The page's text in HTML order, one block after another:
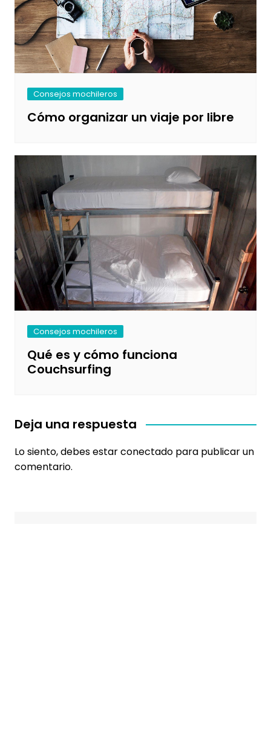
Consejos mochileros
Cómo organizar un viaje por libre
Consejos mochileros
Qué es y cómo funciona
Couchsurfing
Deja una respuesta
Lo siento, debes estarconectadopara publicar un
comentario.